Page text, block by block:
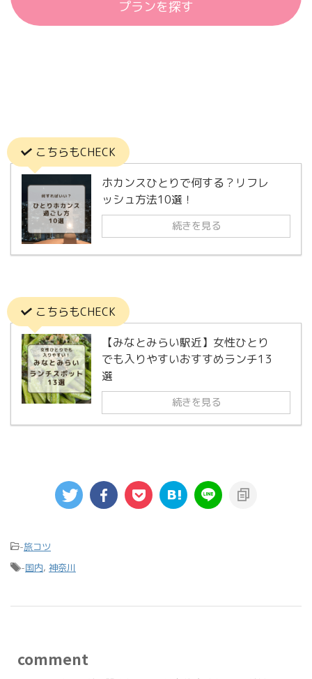
プランを探す
こちらもCHECK
ホカンスひとりで何する？リフレ
ッシュ方法10選！
続きを見る
こちらもCHECK
【みなとみらい駅近】女性ひとり
でも入りやすいおすすめランチ13
選
続きを見る
-旅コツ
-国内, 神奈川
comment